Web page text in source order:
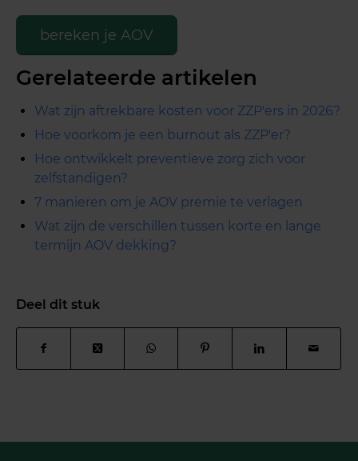
bereken je AOV
Gerelateerde artikelen
Wat zijn aftrekbare kosten voor ZZP'ers in 2026?
Hoe voorkom je een burnout als ZZP'er?
Hoe ontwikkelt preventieve zorg zich voor
zelfstandigen?
7 manieren om je AOV premie te verlagen
Wat zijn de verschillen tussen korte en lange
termijn AOV dekking?
Deel dit stuk